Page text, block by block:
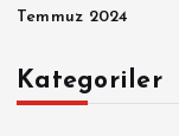
Temmuz 2024
Kategoriler